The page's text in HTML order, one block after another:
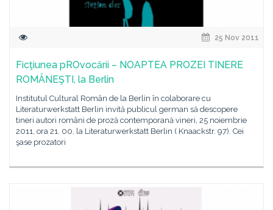
25 Nov 2011
Ficţiunea pROvocării – NOAPTEA PROZEI TINERE
ROMÂNEŞTI, la Berlin
Institutul Cultural Român de la Berlin în colaborare cu
Literaturwerkstatt Berlin invită publicul german să descopere
tineri autori români de proză contemporană vineri, 25 noiembrie
2011, ora 21. 00, la Literaturwerkstatt Berlin ( Knaackstr. 97). Cei
şase prozatori